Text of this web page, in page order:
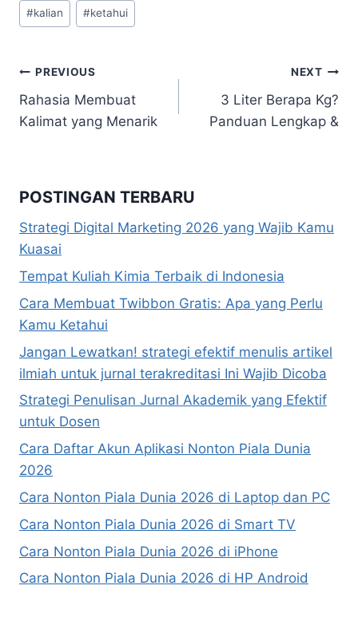
Post
Tags:
#kalian #ketahui
Navigasi
pos
PREVIOUS
Rahasia Membuat
Kalimat yang Menarik
NEXT
3 Liter Berapa Kg?
Panduan Lengkap &
POSTINGAN TERBARU
Strategi Digital Marketing 2026 yang Wajib Kamu
Kuasai
Tempat Kuliah Kimia Terbaik di Indonesia
Cara Membuat Twibbon Gratis: Apa yang Perlu
Kamu Ketahui
Jangan Lewatkan! strategi efektif menulis artikel
ilmiah untuk jurnal terakreditasi Ini Wajib Dicoba
Strategi Penulisan Jurnal Akademik yang Efektif
untuk Dosen
Cara Daftar Akun Aplikasi Nonton Piala Dunia
2026
Cara Nonton Piala Dunia 2026 di Laptop dan PC
Cara Nonton Piala Dunia 2026 di Smart TV
Cara Nonton Piala Dunia 2026 di iPhone
Cara Nonton Piala Dunia 2026 di HP Android